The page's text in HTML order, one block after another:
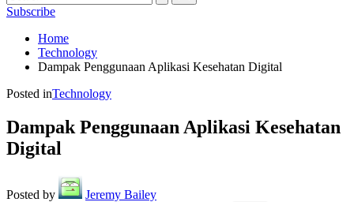
Subscribe
Home
Technology
Dampak Penggunaan Aplikasi Kesehatan Digital
Posted inTechnology
Dampak Penggunaan Aplikasi Kesehatan
Digital
Posted by Jeremy Bailey